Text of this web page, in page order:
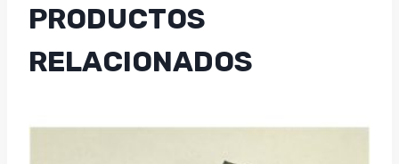
PRODUCTOS
RELACIONADOS